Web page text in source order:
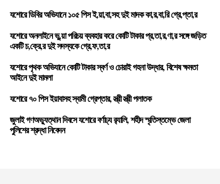
যশোরে ডিবির অভিযানে ১০৫ পিস ই,য়া,বা,সহ দুই মাদক কা,র,বা,রি গ্রে,প্তা,র
যশোরে অনলাইনে ভু,য়া পরিচয় ব্যবহার করে কোটি টাকার প্র,তা,র,ণা,র সঙ্গে জড়িত
একটি চ,ক্রে,র দুই সদস্যকে গ্রে,ফ,তা,র
যশোরে পৃথক অভিযানে কোটি টাকার স্বর্ণ ও চোরাই গহনা উদ্ধার, বিশেষ ক্ষমতা
আইনে দুই মামলা
যশোরে ৭০ পিস ইয়াবাসহ স্বামী গ্রেপ্তার, স্ত্রী স্ত্রী পলাতক
জুলাই গণঅভ্যুত্থান দিবসে যশোরে বর্ণাঢ্য র‍্যালি, শহীদ স্মৃতিস্তম্ভে জেলা
পুলিশের শ্রদ্ধা নিবেদন